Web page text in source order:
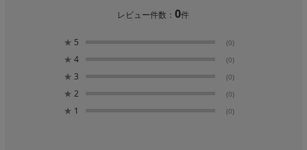
レビュー件数：0件
★ 5 (0)
★ 4 (0)
★ 3 (0)
★ 2 (0)
★ 1 (0)